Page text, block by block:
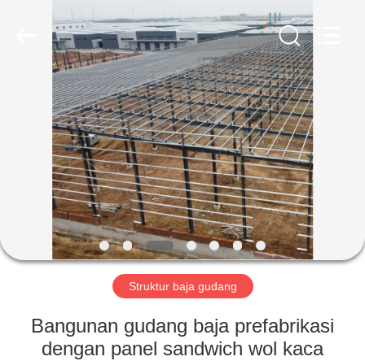
RUMAH
PRODUK
VIDEO
TAMPILAN
VR
TENTANG
KAMI
Struktur baja gudang
Bangunan gudang baja prefabrikasi
dengan panel sandwich wol kaca